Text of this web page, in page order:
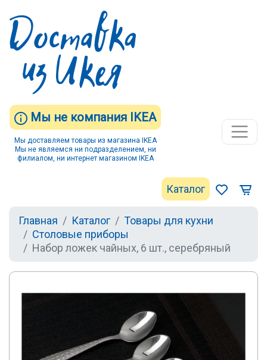
Мы не компания IKEA
Мы доставляем товары из магазина IKEA
Мы не являемся ни подразделением, ни
филиалом, ни интернет магазином IKEA
Каталог
Главная Каталог
Товары для кухни
Столовые приборы
Набор ложек чайных, 6 шт., серебряный